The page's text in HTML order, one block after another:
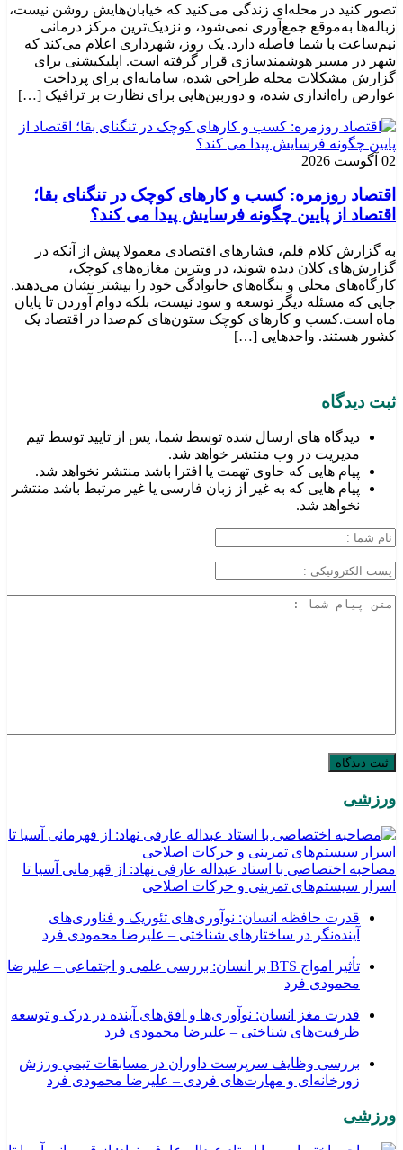
تصور کنید در محله‌ای زندگی می‌کنید که خیابان‌هایش روشن نیست،
زباله‌ها به‌موقع جمع‌آوری نمی‌شود، و نزدیک‌ترین مرکز درمانی
نیم‌ساعت با شما فاصله دارد. یک روز، شهرداری اعلام می‌کند که
شهر در مسیر هوشمندسازی قرار گرفته است. اپلیکیشنی برای
گزارش مشکلات محله طراحی شده، سامانه‌ای برای پرداخت
عوارض راه‌اندازی شده، و دوربین‌هایی برای نظارت بر ترافیک […]
02 آگوست 2026
اقتصاد روزمره: کسب‌ و کارهای کوچک در تنگنای بقا؛
اقتصاد از پایین چگونه فرسایش پیدا می کند؟
به گزارش کلام قلم، فشارهای اقتصادی معمولا پیش از آنکه در
گزارش‌های کلان دیده شوند، در ویترین مغازه‌های کوچک،
کارگاه‌های محلی و بنگاه‌های خانوادگی خود را بیشتر نشان می‌دهند.
جایی که مسئله دیگر توسعه و سود نیست، بلکه دوام آوردن تا پایان
ماه است.کسب‌ و کارهای کوچک ستون‌های کم‌صدا در اقتصاد یک
کشور هستند. واحدهایی […]
ثبت دیدگاه
دیدگاه های ارسال شده توسط شما، پس از تایید توسط تیم
مدیریت در وب منتشر خواهد شد.
پیام هایی که حاوی تهمت یا افترا باشد منتشر نخواهد شد.
پیام هایی که به غیر از زبان فارسی یا غیر مرتبط باشد منتشر
نخواهد شد.
ورزشی
مصاحبه اختصاصی با استاد عبداله عارفی نهاد: از قهرمانی آسیا تا
اسرار سیستم‌های تمرینی و حرکات اصلاحی
قدرت حافظه انسان: نوآوری‌های تئوریک و فناوری‌های
آینده‌نگر در ساختارهای شناختی – علیرضا محمودی فرد
تأثیر امواج BTS بر انسان: بررسی علمی و اجتماعی – علیرضا
محمودی فرد
قدرت مغز انسان: نوآوری‌ها و افق‌های آینده در درک و توسعه
ظرفیت‌های شناختی – علیرضا محمودی فرد
بررسی وظايف سرپرست داوران در مسابقات تیمي ورزش
زورخانه‌ای و مهارت‌های فردی – علیرضا محمودی فرد
ورزشی